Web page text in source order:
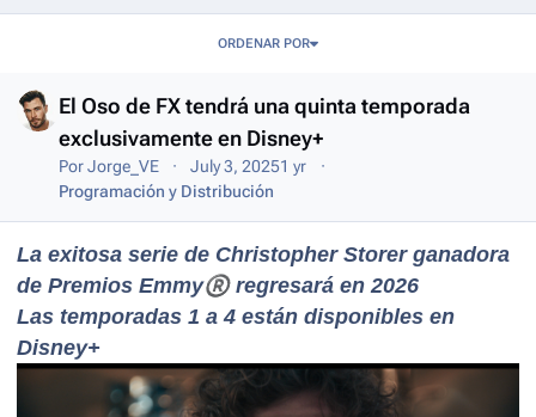
ORDENAR POR
El Oso de FX tendrá una quinta temporada
exclusivamente en Disney+
PorJorge_VE July 3, 20251 yr
Programación y Distribución
La exitosa serie de Christopher Storer ganadora
de Premios Emmy®regresará en 2026
Las temporadas 1 a 4 están disponibles en
Disney+